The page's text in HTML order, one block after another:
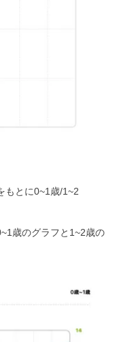
もとに0~1歳/1~2
歳のグラフと1~2歳の